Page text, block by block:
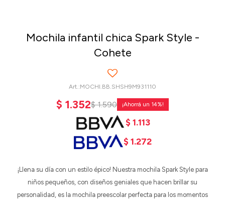
Mochila infantil chica Spark Style -
Cohete
MOCHI.BB.SHSH9M931110
$ 1.352$ 1.590 14
$ 1.113
$ 1.272
¡Llena su día con un estilo épico! Nuestra mochila Spark Style para
niños pequeños, con diseños geniales que hacen brillar su
personalidad, es la mochila preescolar perfecta para los momentos